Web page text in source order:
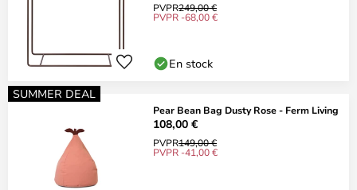
PVPR249,00 €
PVPR -68,00 €
En stock
SUMMER DEAL
Pear Bean Bag Dusty Rose - Ferm Living
108,00 €
PVPR149,00 €
PVPR -41,00 €